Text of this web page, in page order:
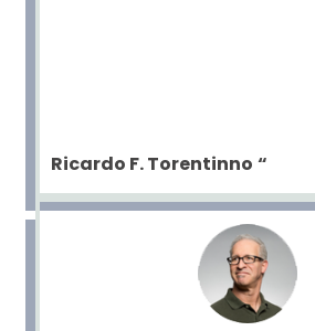
Ricardo F. Torentinno “